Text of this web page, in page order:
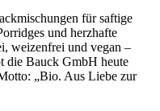
für saftige
und herzhafte
weizenfrei und vegan –
die Bauck GmbH heute
„Bio. Aus Liebe zur